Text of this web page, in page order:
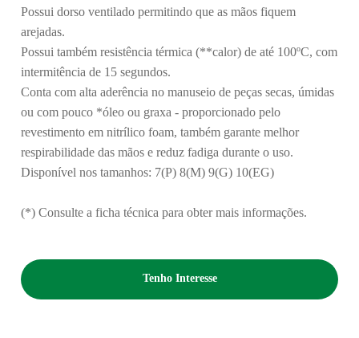
Possui dorso ventilado permitindo que as mãos fiquem
arejadas.
Possui também resistência térmica (**calor) de até 100ºC, com
intermitência de 15 segundos.
Conta com alta aderência no manuseio de peças secas, úmidas
ou com pouco *óleo ou graxa - proporcionado pelo
revestimento em nitrílico foam, também garante melhor
respirabilidade das mãos e reduz fadiga durante o uso.
Disponível nos tamanhos: 7(P) 8(M) 9(G) 10(EG)
(*) Consulte a ficha técnica para obter mais informações.
Tenho Interesse